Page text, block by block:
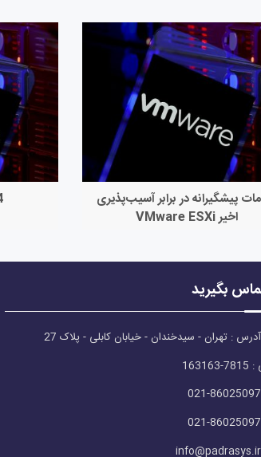
پیشگیرانه در برابر آسیب‌پذیری
اخیر VMware ESXi
بگیرید
آدرس : تهران - سیدخندان - خیابان کابلی - پلاک 27
021-86025097
021-86025097
info@padrasys.ir